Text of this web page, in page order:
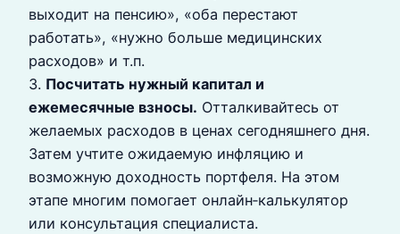
выходит на пенсию», «оба перестают
работать», «нужно больше медицинских
расходов» и т.п.
3. Посчитать нужный капитал и
ежемесячные взносы. Отталкивайтесь от
желаемых расходов в ценах сегодняшнего дня.
Затем учтите ожидаемую инфляцию и
возможную доходность портфеля. На этом
этапе многим помогает онлайн‑калькулятор
или консультация специалиста.